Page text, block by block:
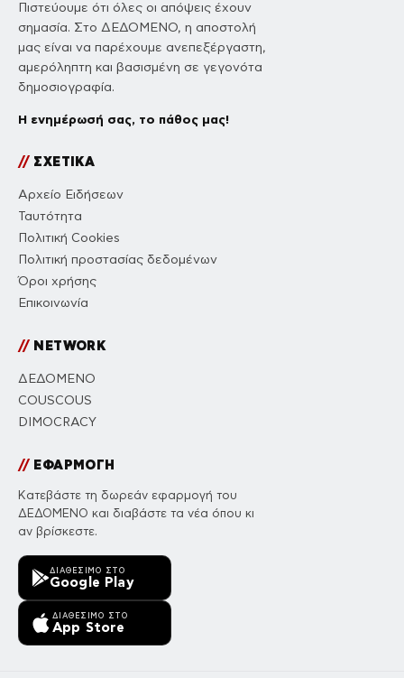
Πιστεύουμε ότι όλες οι απόψεις έχουν
σημασία. Στο ΔΕΔΟΜΕΝΟ, η αποστολή
μας είναι να παρέχουμε ανεπεξέργαστη,
αμερόληπτη και βασισμένη σε γεγονότα
δημοσιογραφία.
Η ενημέρωσή σας, το πάθος μας!
//ΣΧΕΤΙΚΑ
Αρχείο Ειδήσεων
Ταυτότητα
Πολιτική Cookies
Πολιτική προστασίας δεδομένων
Όροι χρήσης
Επικοινωνία
//NETWORK
ΔΕΔΟΜΕΝΟ
COUSCOUS
DIMOCRACY
//ΕΦΑΡΜΟΓΗ
Κατεβάστε τη δωρεάν εφαρμογή του
ΔΕΔΟΜΕΝΟ και διαβάστε τα νέα όπου κι
αν βρίσκεστε.
ΔΙΑΘΈΣΙΜΟ ΣΤΟ
Google Play
ΔΙΑΘΈΣΙΜΟ ΣΤΟ
App Store